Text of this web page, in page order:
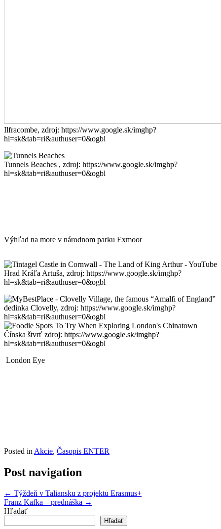
Ilfracombe, zdroj: https://www.google.sk/imghp?
hl=sk&tab=ri&authuser=0&ogbl
Tunnels Beaches , zdroj: https://www.google.sk/imghp?
hl=sk&tab=ri&authuser=0&ogbl
Výhľad na more v národnom parku Exmoor
Hrad Kráľa Artuša, zdroj: https://www.google.sk/imghp?
hl=sk&tab=ri&authuser=0&ogbl
dedinka Clovelly, zdroj: https://www.google.sk/imghp?
hl=sk&tab=ri&authuser=0&ogbl
Čínska štvrť zdroj: https://www.google.sk/imghp?
hl=sk&tab=ri&authuser=0&ogbl
London Eye
Posted inAkcie, Časopis ENTER
Post navigation
← Týždeň v Taliansku z projektu Erasmus+
Franz Kafka – prednáška →
Hľadať
Hľadať